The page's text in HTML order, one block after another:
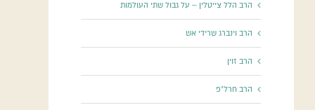
הרב הלל צייטלין – על גבול שתי העולמות
הרב וינברג שרידי אש
הרב זוין
הרב חרל"פ